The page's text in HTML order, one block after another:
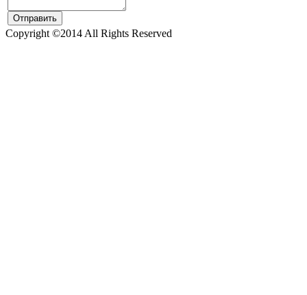
Copyright ©2014 All Rights Reserved